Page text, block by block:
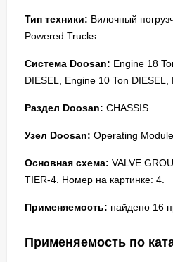
Тип техники: Вилочный
Powered Trucks
Система Doosan: Engine 18
DIESEL, Engine 10 Ton DIESEL,
Раздел Doosan: CHASSIS
Узел Doosan: Operating
Основная схема: VALVE
TIER-4. Номер на картинке: 4.
Применяемость: найдено 16
Применяемость по